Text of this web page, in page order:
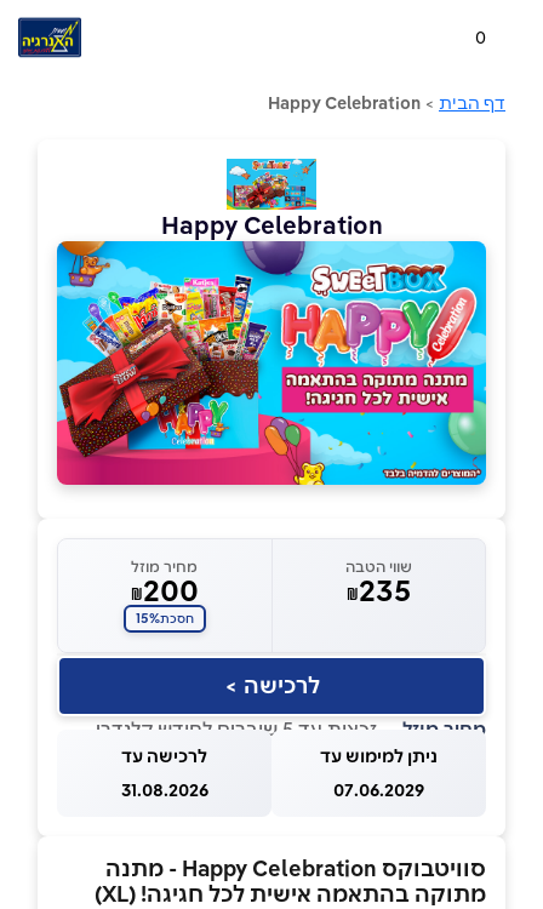
0
דף הבית >
Happy Celebration
Happy Celebration
שווי הטבה
₪235
מחיר מוזל
₪200
חסכת15%
לרכישה >
מחיר מוזל — זכאות עד 5 שוברים לחודש קלנדרי
ניתן למימוש עד
07.06.2029
לרכישה עד
31.08.2026
סוויטבוקס Happy Celebration - מתנה
מתוקה בהתאמה אישית לכל חגיגה! (XL)